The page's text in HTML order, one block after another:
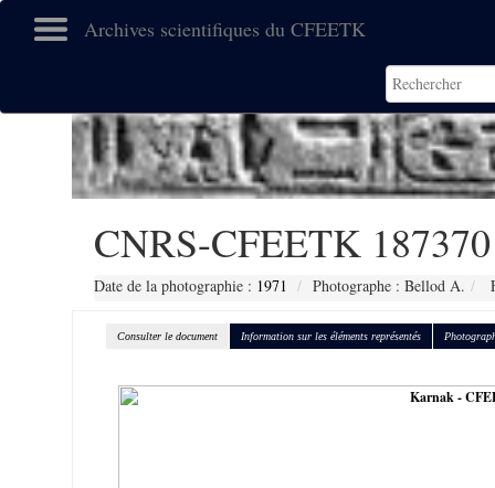
Archives scientifiques du CFEETK
CNRS-CFEETK 187370
Date de la photographie : 1971 Photographe : Bellod A.
Consulter le document Information sur les éléments représentés